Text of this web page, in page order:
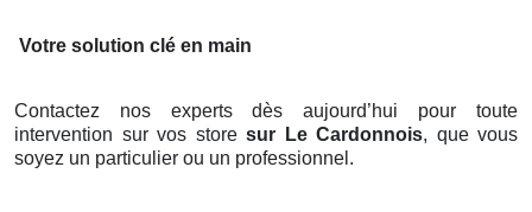
Votre solution clé en main
Contactez nos experts dès aujourd’hui pour toute
intervention sur vos store sur Le Cardonnois, que vous
soyez un particulier ou un professionnel.